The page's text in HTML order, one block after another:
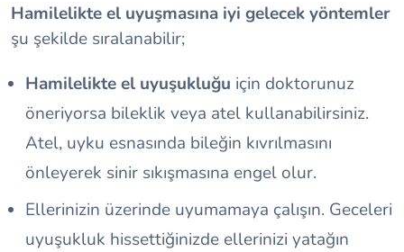
Hamilelikte el uyuşmasına iyi gelecek yöntemler
şu şekilde sıralanabilir;
Hamilelikte el uyuşukluğu için doktorunuz
öneriyorsa bileklik veya atel kullanabilirsiniz.
Atel, uyku esnasında bileğin kıvrılmasını
önleyerek sinir sıkışmasına engel olur.
Ellerinizin üzerinde uyumamaya çalışın. Geceleri
uyuşukluk hissettiğinizde ellerinizi yatağın